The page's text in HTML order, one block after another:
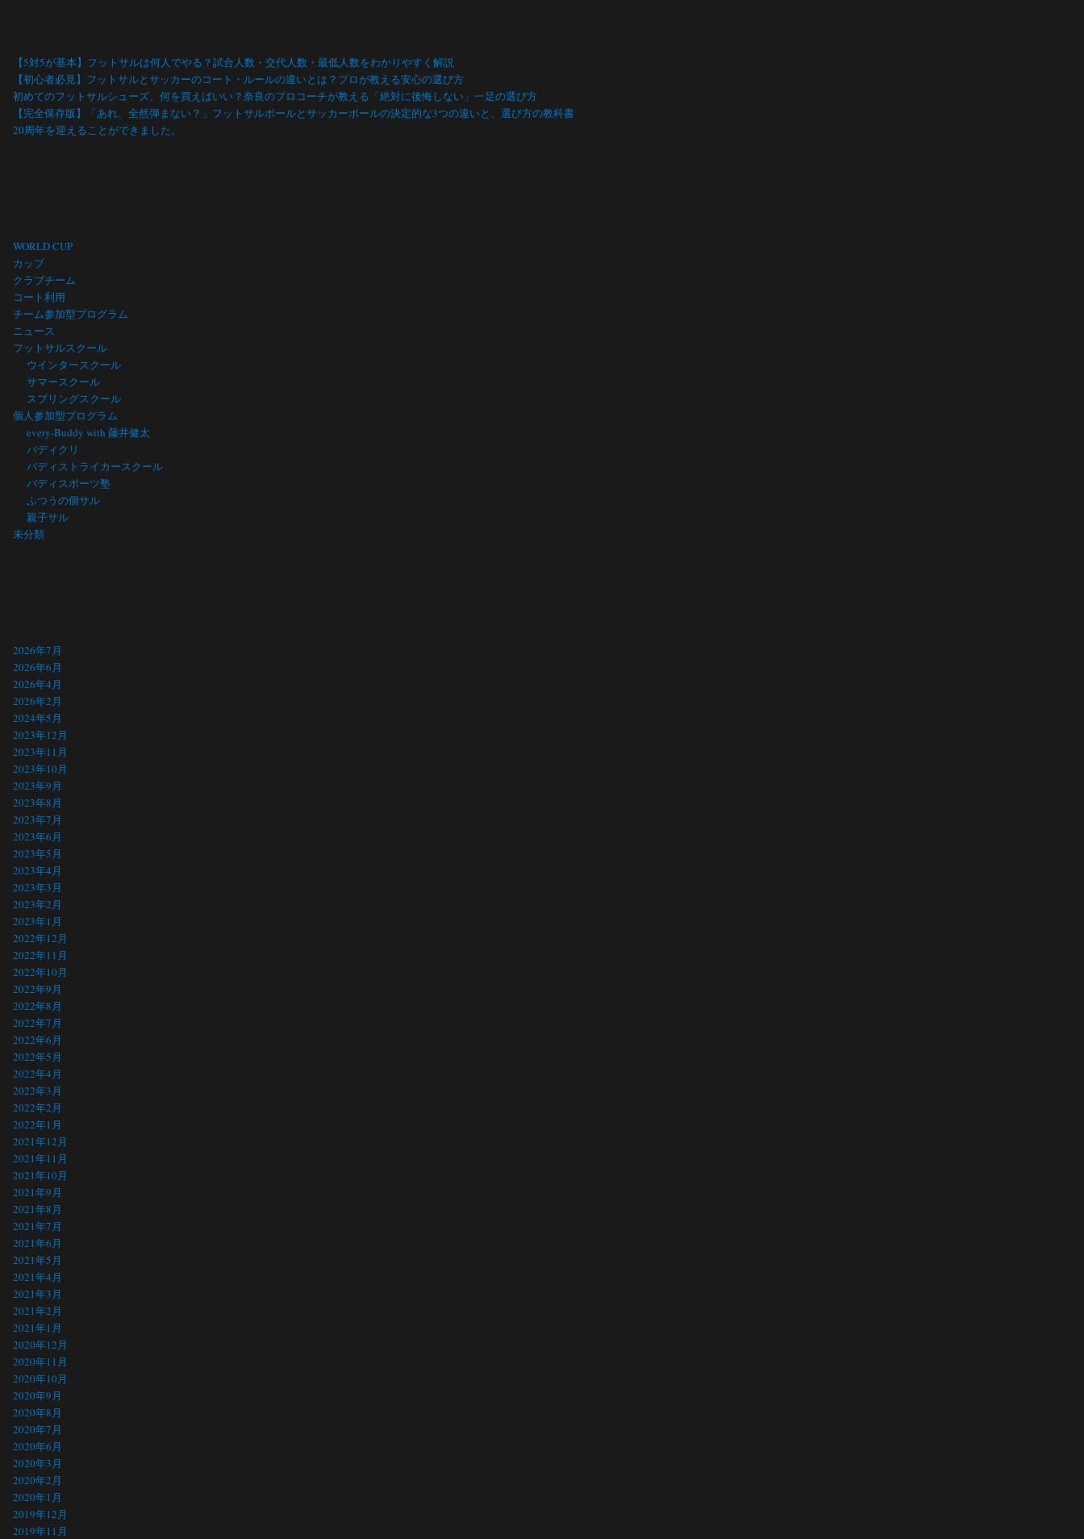
【5対5が基本】フットサルは何人でやる？試合人数・交代人数・最低人数をわかりやすく解説
【初心者必見】フットサルとサッカーのコート・ルールの違いとは？プロが教える安心の選び方
初めてのフットサルシューズ、何を買えばいい？奈良のプロコーチが教える「絶対に後悔しない」一足の選び方
【完全保存版】「あれ、全然弾まない？」フットサルボールとサッカーボールの決定的な3つの違いと、選び方の教科書
20周年を迎えることができました。
WORLD CUP
カップ
クラブチーム
コート利用
チーム参加型プログラム
ニュース
フットサルスクール
ウインタースクール
サマースクール
スプリングスクール
個人参加型プログラム
every-Buddy with 藤井健太
バディクリ
バディストライカースクール
バディスポーツ塾
ふつうの個サル
親子サル
未分類
2026年7月
2026年6月
2026年4月
2026年2月
2024年5月
2023年12月
2023年11月
2023年10月
2023年9月
2023年8月
2023年7月
2023年6月
2023年5月
2023年4月
2023年3月
2023年2月
2023年1月
2022年12月
2022年11月
2022年10月
2022年9月
2022年8月
2022年7月
2022年6月
2022年5月
2022年4月
2022年3月
2022年2月
2022年1月
2021年12月
2021年11月
2021年10月
2021年9月
2021年8月
2021年7月
2021年6月
2021年5月
2021年4月
2021年3月
2021年2月
2021年1月
2020年12月
2020年11月
2020年10月
2020年9月
2020年8月
2020年7月
2020年6月
2020年3月
2020年2月
2020年1月
2019年12月
2019年11月